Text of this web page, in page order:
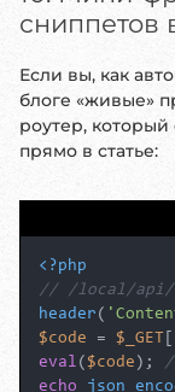
сниппетов
Если вы, как
блоге «живые»
роутер,
прямо в статье:
<?php
// /local/api/
header (
$code = $_GET
eval ( $code );
echo